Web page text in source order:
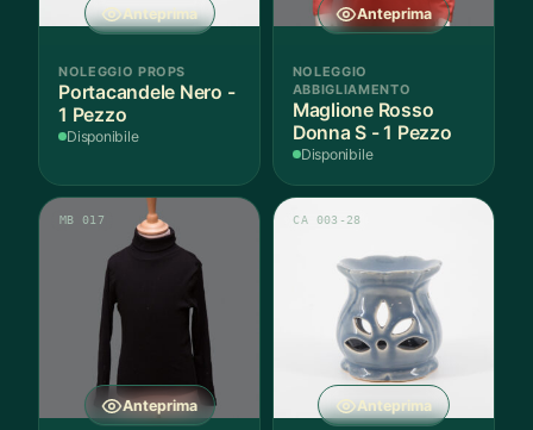
Anteprima
NOLEGGIO PROPS
Portacandele Nero -
1 Pezzo
Disponibile
Anteprima
NOLEGGIO
ABBIGLIAMENTO
Maglione Rosso
Donna S - 1 Pezzo
Disponibile
Anteprima
MB 017
Anteprima
CA 003-28